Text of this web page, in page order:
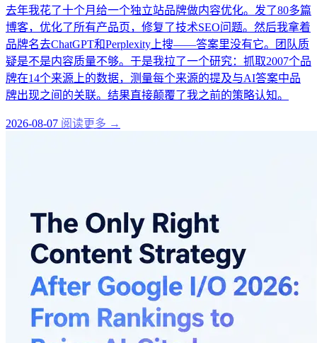
去年我花了十个月给一个独立站品牌做内容优化。发了80多篇
博客，优化了所有产品页，修复了技术SEO问题。然后我拿着
品牌名去ChatGPT和Perplexity上搜——答案里没有它。团队质
疑是不是内容质量不够。于是我拉了一个研究：抓取2007个品
牌在14个来源上的数据，测量每个来源的提及与AI答案中品
牌出现之间的关联。结果直接颠覆了我之前的策略认知。
2026-08-07 阅读更多 →